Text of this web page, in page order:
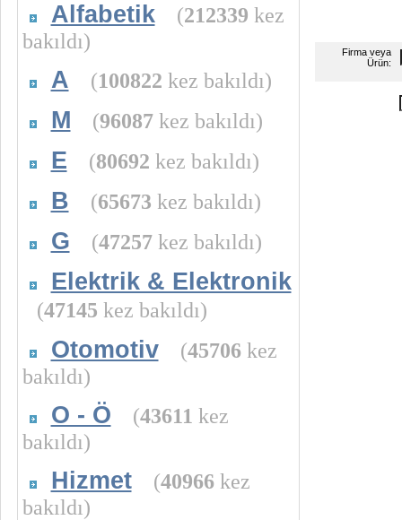
Alfabetik (212339 kez
bakıldı)
A (100822 kez bakıldı)
M (96087kez bakıldı)
E (80692 kez bakıldı)
B (65673 kez bakıldı)
G (47257kez bakıldı)
Elektrik & Elektronik
(47145 kez bakıldı)
Otomotiv (45706 kez
bakıldı)
O - Ö (43611 kez
bakıldı)
Hizmet (40966 kez
bakıldı)
Firma veya
Ürün: